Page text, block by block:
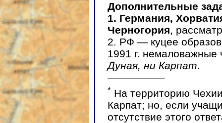
Дополнительные
1. Германия,
Черногория,
2. РФ — куцее
1991 г.
Дуная, ни Карпат.
* На территорию
Карпат; но, если
отсутствие этого